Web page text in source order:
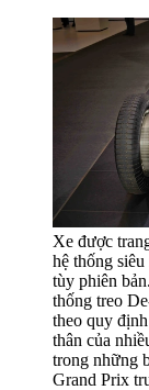
Xe được
hệ thống
tùy phiên
thống treo
theo quy
thân của
trong những
Grand Prix